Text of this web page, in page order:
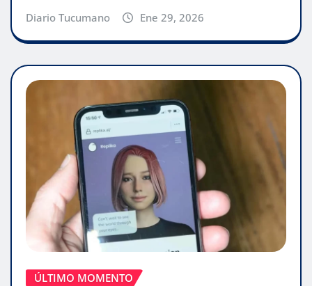
Diario Tucumano Ene 29, 2026
ÚLTIMO MOMENTO